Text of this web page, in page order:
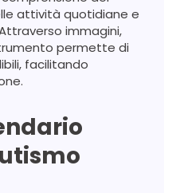
attività quotidiane e
immagini,
permette di
facilitando